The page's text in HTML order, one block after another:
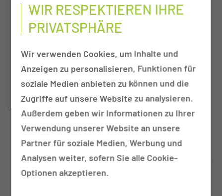
Eingriffe bei Gefäßmissbildungen im Bereich
des Rückenmarks (z.B. arteriovenöse
Eingriffe bei Höhlenbildungen im Rückenmark
(Syringomyelie, Syringobulbie, Hydromyelie)
jeglicher Genese
Eingriffe bei kongenitalen Veränderungen, z.B.
Arachnoidalzysten, Tethered-cord,
Meningomyelocelen, diversen
Spaltmissbildungen (z.B. Diastematomyelie)
Eingriffe bei degenerativen Erkrankungen aller
Abschnitte der Wirbelsäule, z.B.
WIR RESPEKTIEREN IHRE
PRIVATSPHÄRE
Wir verwenden Cookies, um Inhalte und
Anzeigen zu personalisieren, Funktionen für
soziale Medien anbieten zu können und die
Zugriffe auf unsere Website zu analysieren.
Außerdem geben wir Informationen zu Ihrer
Verwendung unserer Website an unsere
Partner für soziale Medien, Werbung und
Analysen weiter, sofern Sie alle Cookie-
Optionen akzeptieren.